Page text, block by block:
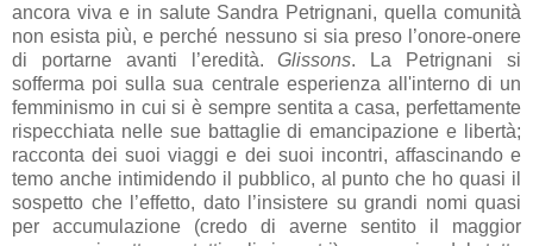
ancora viva e in salute Sandra Petrignani, quella comunità
non esista più, e perché nessuno si sia preso l’onore-onere
di portarne avanti l’eredità.Glissons. La Petrignani si
sofferma poi sulla sua centrale esperienza all'interno di un
femminismo in cui si è sempre sentita a casa, perfettamente
rispecchiata nelle sue battaglie di emancipazione e libertà;
racconta dei suoi viaggi e dei suoi incontri, affascinando e
temo anche intimidendo il pubblico, al punto che ho quasi il
sospetto che l’effetto, dato l’insistere su grandi nomi quasi
per accumulazione (credo di averne sentito il maggior